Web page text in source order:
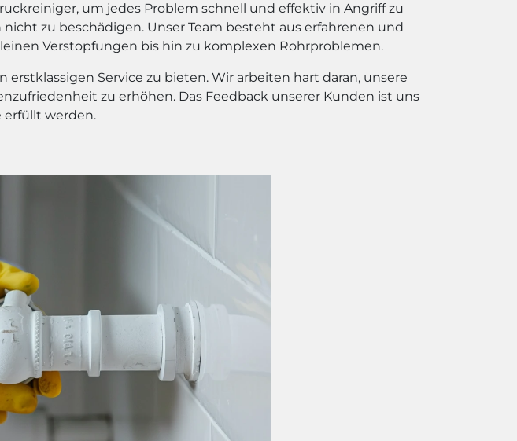
um jedes Problem schnell und effektiv in Angriff zu
zu beschädigen. Unser Team besteht aus erfahrenen und
Verstopfungen bis hin zu komplexen Rohrproblemen.
Service zu bieten. Wir arbeiten hart daran, unsere
zu erhöhen. Das Feedback unserer Kunden ist uns
erfüllt werden.